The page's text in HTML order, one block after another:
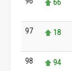
66
97 18
98 94